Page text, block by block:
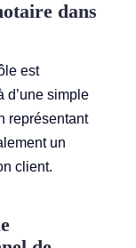
dans
est
d’une simple
représentant
un
client.